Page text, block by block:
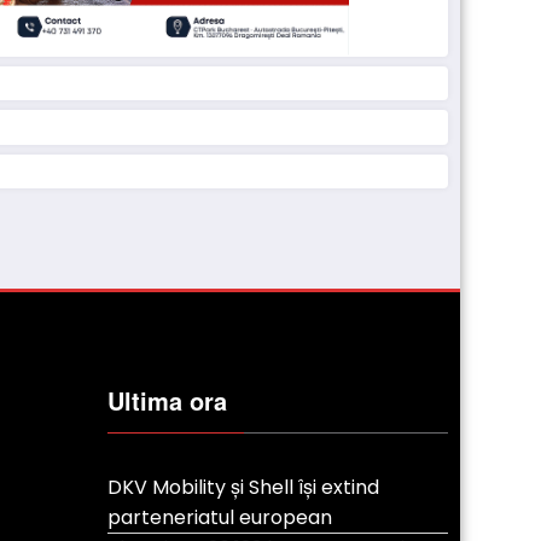
Ultima ora
DKV Mobility și Shell își extind
parteneriatul european